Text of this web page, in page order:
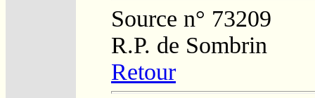
Source n° 73209
R.P. de Sombrin
Retour